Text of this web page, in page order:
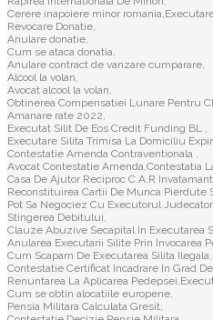
Cerere inapoiere minor
Revocare Donatie,
Anulare donatie,
Cum se ataca donatia,
Anulare contract de vanzare cumparare,
Alcool la volan,
Avocat alcool la volan,
Obtinerea Compensatiei Lunare Pentru
Amanare rate 2022,
Executat Silit De Eos Credit Funding BL ,
Executare Silita Trimisa La Domiciliu
Contestatie Amenda Contraventionala ,
Avocat Contestatie Amenda,Contestatia
Casa De Ajutor Reciproc C.A.R
Reconstituirea Cartii De Munca Pierdute
Pot Sa Negociez Cu Executorul
Stingerea Debitului,
Clauze Abuzive Secapital In Executarea
Anularea Executarii Silite Prin Invocarea
Cum Scapam De Executarea Silita Ilegala,
Contestatie Certificat Incadrare In Grad
Renuntarea La Aplicarea
Cum se obtin alocatiile europene,
Pensia Militara Calculata Gresit,